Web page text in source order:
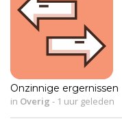
Onzinnige ergernissen
in Overig - 1 uur geleden